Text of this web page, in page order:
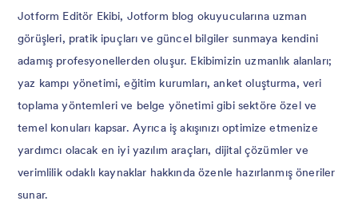
Jotform Editör Ekibi, Jotform blog okuyucularına uzman
görüşleri, pratik ipuçları ve güncel bilgiler sunmaya kendini
adamış profesyonellerden oluşur. Ekibimizin uzmanlık alanları;
yaz kampı yönetimi, eğitim kurumları, anket oluşturma, veri
toplama yöntemleri ve belge yönetimi gibi sektöre özel ve
temel konuları kapsar. Ayrıca iş akışınızı optimize etmenize
yardımcı olacak en iyi yazılım araçları, dijital çözümler ve
verimlilik odaklı kaynaklar hakkında özenle hazırlanmış öneriler
sunar.